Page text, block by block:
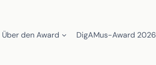
Über den Award DigAMus-Award 2026